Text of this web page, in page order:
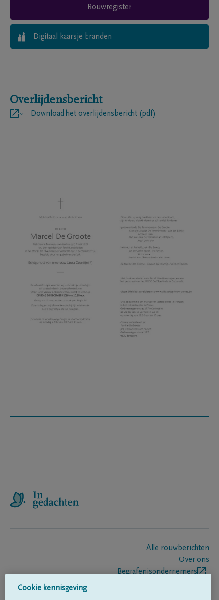
Rouwregister
Digitaal kaarsje branden
Overlijdensbericht
Download het overlijdensbericht (pdf)
Alle rouwberichten
Over ons
Begrafenisondernemers
Cookie kennisgeving